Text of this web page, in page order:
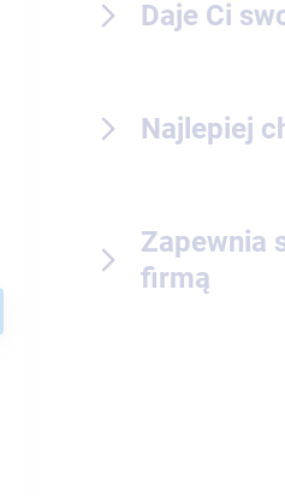
Daje Ci
Najlepiej
Zapewnia
firmą